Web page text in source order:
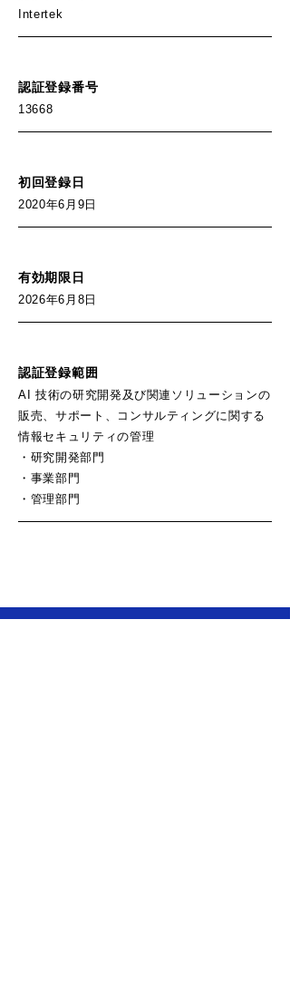
Intertek
認証登録番号
13668
初回登録日
2020年6月9日
有効期限日
2026年6月8日
認証登録範囲
AI 技術の研究開発及び関連ソリューションの
販売、サポート、コンサルティングに関する
情報セキュリティの管理
・研究開発部門
・事業部門
・管理部門